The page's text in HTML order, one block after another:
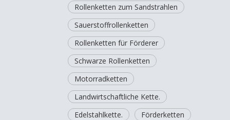
Rollenketten zum Sandstrahlen
Sauerstoffrollenketten
Rollenketten für Förderer
Schwarze Rollenketten
Motorradketten
Landwirtschaftliche Kette.
Edelstahlkette.
Förderketten